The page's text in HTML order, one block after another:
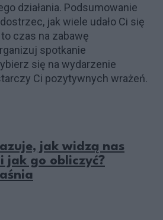
działania. Podsumowanie
jak wiele udało Ci się
czas na zabawę
spotkanie
się na wydarzenie
Ci pozytywnych wrażeń.
jak widzą nas
jak go obliczyć?